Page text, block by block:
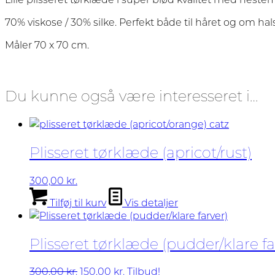
70% viskose / 30% silke. Perfekt både til håret og om
Måler 70 x 70 cm.
Du kunne også være interesseret i…
Plisseret tørklæde (apricot/rust)
300,00 kr.
Tilføj til kurv
Vis detaljer
Plisseret tørklæde (pudder/klare
300,00kr.Den
150,00 kr.Den
Tilbud!